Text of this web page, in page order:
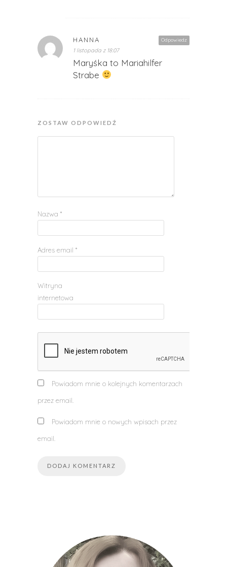
Odpowiedz
HANNA
1 listopada z 18:07
Maryśka to Mariahilfer
Strabe
ZOSTAW ODPOWIEDŹ
Nazwa *
Adres email *
Witryna
internetowa
Powiadom mnie o kolejnych komentarzach
przez email.
Powiadom mnie o nowych wpisach przez
email.